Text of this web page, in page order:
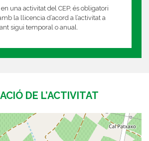
una activitat del CEP, és obligatori
la llicencia d’acord a l’activitat a
sigui temporal o anual.
DE L’ACTIVITAT